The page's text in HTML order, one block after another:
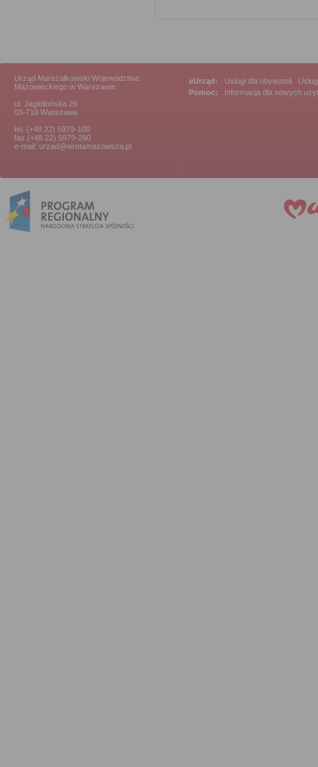
Urząd Marszałkowski Województwa
Mazowieckiego w Warszawie
ul. Jagiellońska 26
03-719 Warszawa
tel. (+48 22) 5979-100
fax (+48 22) 5979-290
e-mail: urzad@wrotamazowsza.pl
eUrząd: Usługi dla obywateli
Pomoc:
Informacja dla nowych